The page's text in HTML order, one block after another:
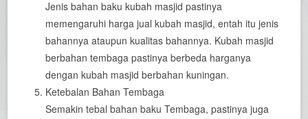
Jenis bahan baku kubah masjid pastinya
memengaruhi harga jual kubah masjid, entah itu jenis
bahannya ataupun kualitas bahannya. Kubah masjid
berbahan tembaga pastinya berbeda harganya
dengan kubah masjid berbahan kuningan.
Ketebalan Bahan Tembaga
Semakin tebal bahan baku Tembaga, pastinya juga